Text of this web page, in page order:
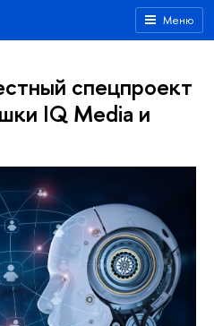
Меню
спецпроект
IQ Media и